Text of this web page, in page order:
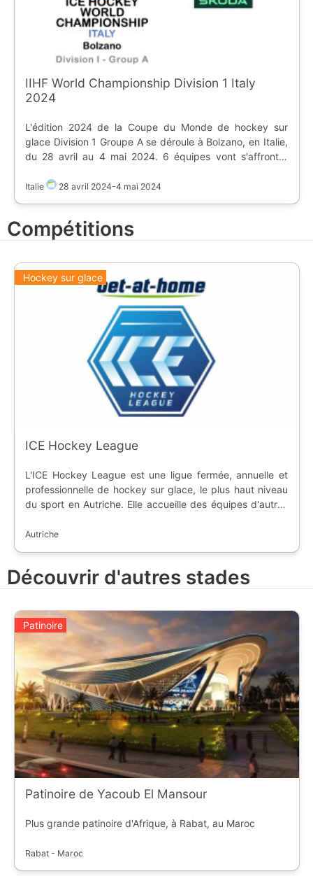
IIHF World Championship Division 1 Italy
2024
L'édition 2024 de la Coupe du Monde de hockey sur
glace Division 1 Groupe A se déroule à Bolzano, en Italie,
du 28 avril au 4 mai 2024. 6 équipes vont s'affronter
[PalaOnda]
Italie 28 avril 2024-4 mai 2024
Compétitions
Hockey sur glace
ICE Hockey League
L'ICE Hockey League est une ligue fermée, annuelle et
professionnelle de hockey sur glace, le plus haut niveau
du sport en Autriche. Elle accueille des équipes d'autres
actuellement dominée par l'EC Red Bull Salzbourg avec 6
Autriche
Découvrir d'autres stades
Patinoire
Patinoire de Yacoub El Mansour
Plus grande patinoire d'Afrique, à Rabat, au Maroc
Rabat - Maroc